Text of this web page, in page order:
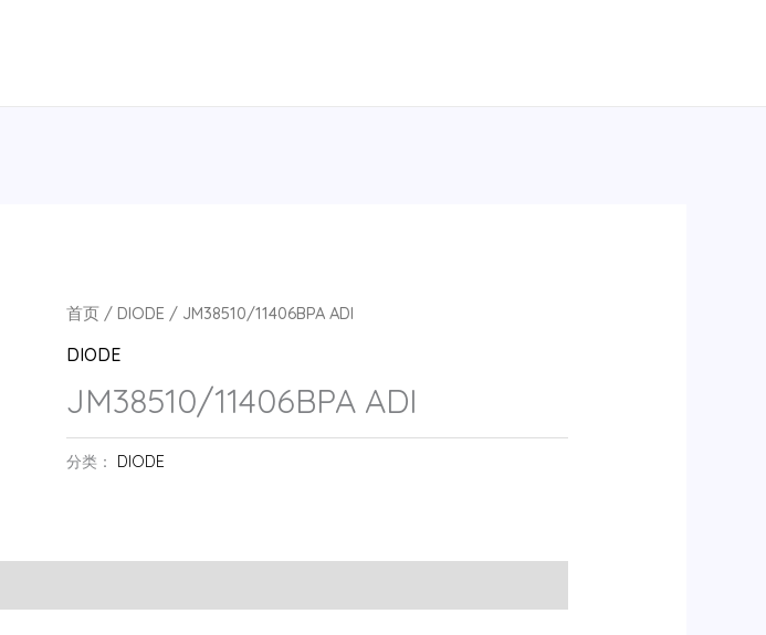
首页 /DIODE / JM38510/11406BPA ADI
DIODE
JM38510/11406BPA ADI
分类： DIODE